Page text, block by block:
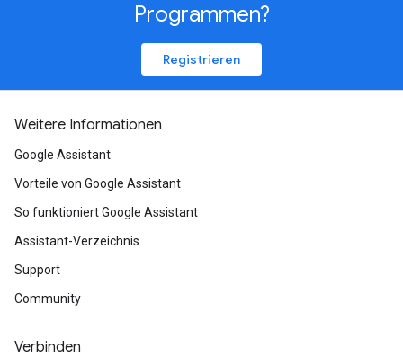
Programmen?
Registrieren
Weitere Informationen
Google Assistant
Vorteile von Google Assistant
So funktioniert Google Assistant
Assistant-Verzeichnis
Support
Community
Verbinden